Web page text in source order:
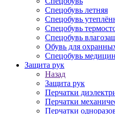
Спецобувь летняя
Спецобувь
Спецобувь
Спецобувь
Обувь для
Спецобувь
Защита рук
Назад
Защита рук
Перчатки
Перчатки
Перчатки